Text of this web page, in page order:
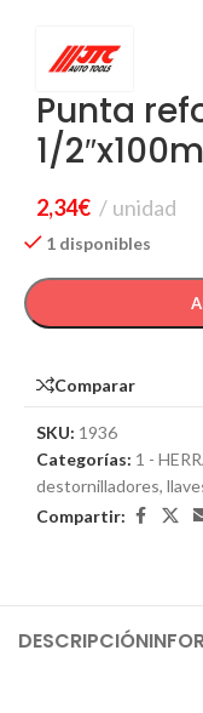
Punta
1/
2,34€ unidad
1 disponibles
Comparar
SKU: 1936
Categorías: 1 -
destornilladores,
Compartir:
DESCRIPCIÓN